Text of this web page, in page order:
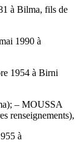
à Bilma, fils de
1990 à
1954 à Birni
– MOUSSA
renseignements),
à